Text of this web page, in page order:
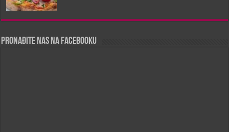
Pronađite nas na Facebooku